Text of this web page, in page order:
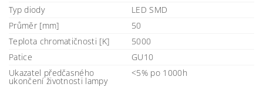
Typ diody
LED SMD
Průměr [mm]
50
Teplota chromatičnosti [K]
5000
Patice
GU10
Ukazatel předčasného
ukončení životnosti lampy
<5% po 1000h